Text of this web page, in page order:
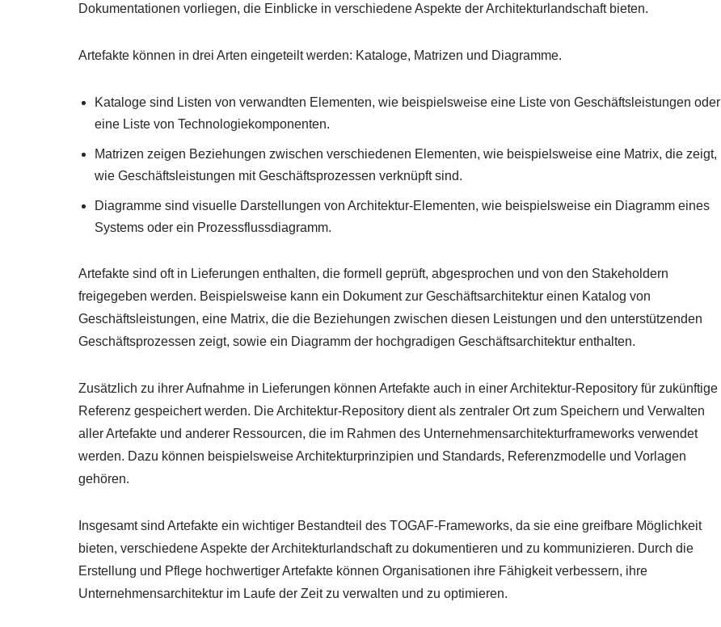
Dokumentationen vorliegen, die Einblicke in verschiedene Aspekte der Architekturlandschaft bieten.
Artefakte können in drei Arten eingeteilt werden: Kataloge, Matrizen und Diagramme.
Kataloge sind Listen von verwandten Elementen, wie beispielsweise eine Liste von Geschäftsleistungen oder
eine Liste von Technologiekomponenten.
Matrizen zeigen Beziehungen zwischen verschiedenen Elementen, wie beispielsweise eine Matrix, die zeigt,
wie Geschäftsleistungen mit Geschäftsprozessen verknüpft sind.
Diagramme sind visuelle Darstellungen von Architektur-Elementen, wie beispielsweise ein Diagramm eines
Systems oder ein Prozessflussdiagramm.
Artefakte sind oft in Lieferungen enthalten, die formell geprüft, abgesprochen und von den Stakeholdern
freigegeben werden. Beispielsweise kann ein Dokument zur Geschäftsarchitektur einen Katalog von
Geschäftsleistungen, eine Matrix, die die Beziehungen zwischen diesen Leistungen und den unterstützenden
Geschäftsprozessen zeigt, sowie ein Diagramm der hochgradigen Geschäftsarchitektur enthalten.
Zusätzlich zu ihrer Aufnahme in Lieferungen können Artefakte auch in einer Architektur-Repository für zukünftige
Referenz gespeichert werden. Die Architektur-Repository dient als zentraler Ort zum Speichern und Verwalten
aller Artefakte und anderer Ressourcen, die im Rahmen des Unternehmensarchitekturframeworks verwendet
werden. Dazu können beispielsweise Architekturprinzipien und Standards, Referenzmodelle und Vorlagen
gehören.
Insgesamt sind Artefakte ein wichtiger Bestandteil des TOGAF-Frameworks, da sie eine greifbare Möglichkeit
bieten, verschiedene Aspekte der Architekturlandschaft zu dokumentieren und zu kommunizieren. Durch die
Erstellung und Pflege hochwertiger Artefakte können Organisationen ihre Fähigkeit verbessern, ihre
Unternehmensarchitektur im Laufe der Zeit zu verwalten und zu optimieren.